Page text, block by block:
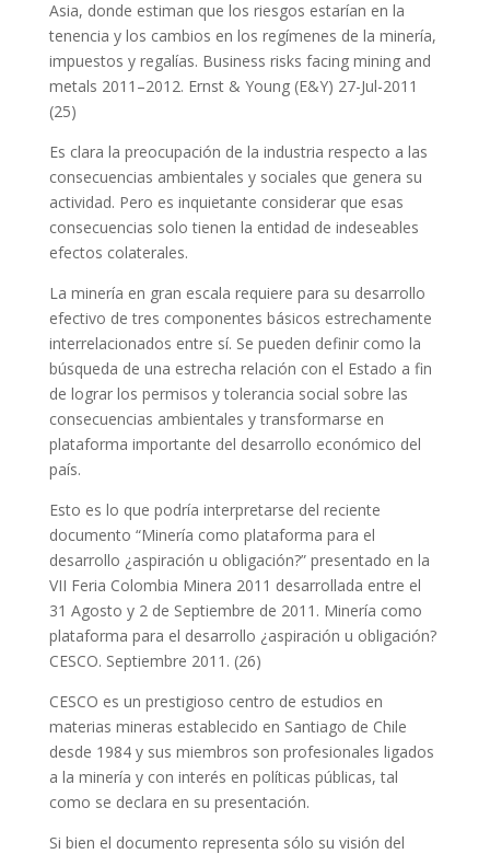
Asia, donde estiman que los riesgos estarían en la
tenencia y los cambios en los regímenes de la minería,
impuestos y regalías. Business risks facing mining and
metals 2011–2012. Ernst & Young (E&Y) 27-Jul-2011
(25)
Es clara la preocupación de la industria respecto a las
consecuencias ambientales y sociales que genera su
actividad. Pero es inquietante considerar que esas
consecuencias solo tienen la entidad de indeseables
efectos colaterales.
La minería en gran escala requiere para su desarrollo
efectivo de tres componentes básicos estrechamente
interrelacionados entre sí. Se pueden definir como la
búsqueda de una estrecha relación con el Estado a fin
de lograr los permisos y tolerancia social sobre las
consecuencias ambientales y transformarse en
plataforma importante del desarrollo económico del
país.
Esto es lo que podría interpretarse del reciente
documento “Minería como plataforma para el
desarrollo ¿aspiración u obligación?” presentado en la
VII Feria Colombia Minera 2011 desarrollada entre el
31 Agosto y 2 de Septiembre de 2011. Minería como
plataforma para el desarrollo ¿aspiración u obligación?
CESCO. Septiembre 2011. (26)
CESCO es un prestigioso centro de estudios en
materias mineras establecido en Santiago de Chile
desde 1984 y sus miembros son profesionales ligados
a la minería y con interés en políticas públicas, tal
como se declara en su presentación.
Si bien el documento representa sólo su visión del